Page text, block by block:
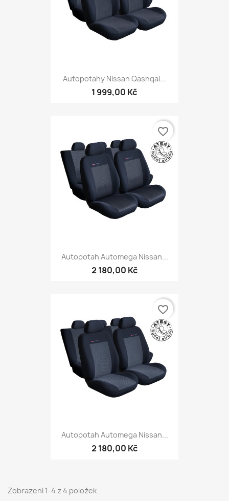
Autopotahy Nissan Qashqai...
1 999,00 Kč
Autopotah Automega Nissan...
2 180,00 Kč
favorite_border
Autopotah Automega Nissan...
2 180,00 Kč
favorite_border
Zobrazení 1-4 z 4 položek